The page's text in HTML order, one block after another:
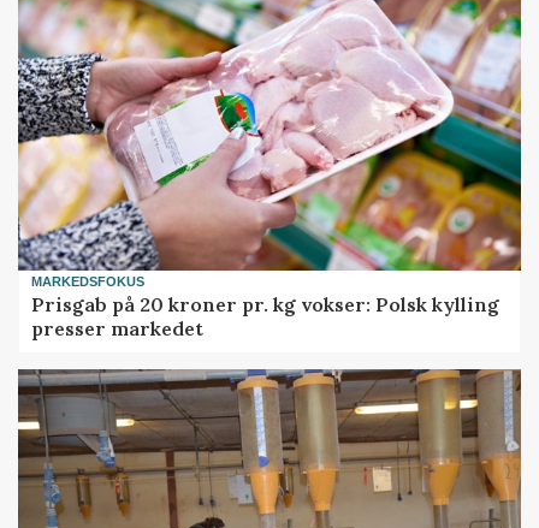
MARKEDSFOKUS
Prisgab på 20 kroner pr. kg vokser: Polsk kylling
presser markedet